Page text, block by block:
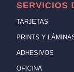
SERVICIOS
TARJETAS
PRINTS Y
ADHESIVOS
OFICINA